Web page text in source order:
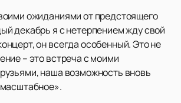
ожиданиями от предстоящего
декабрь я с нетерпением жду свой
он всегда особенный. Это не
– это встреча с моими
наша возможность вновь